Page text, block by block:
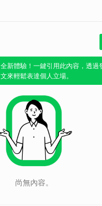
全新體驗！一鍵引用此內容，透過
文來輕鬆表達個人立場。
尚無內容。